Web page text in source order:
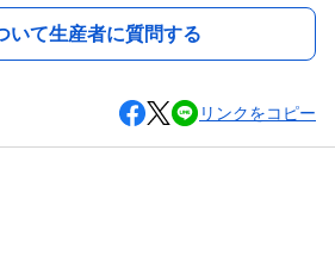
いて生産者に質問する
リンクをコピー